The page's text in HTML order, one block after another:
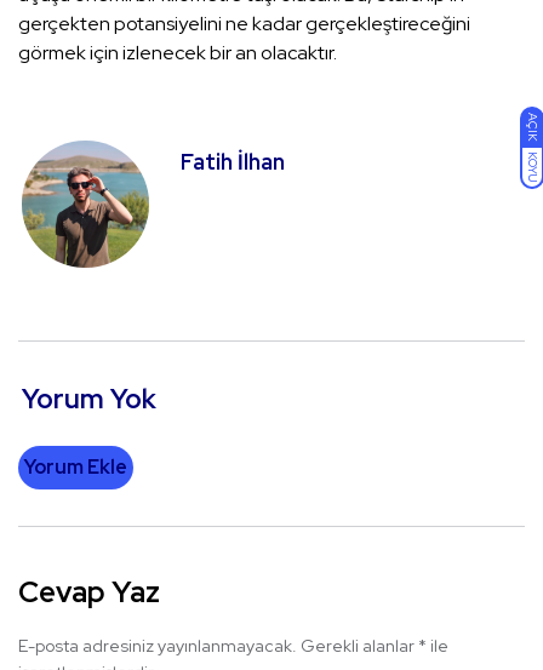
AÇIK
KOYU
gerçekten potansiyelini ne kadar gerçekleştireceğini
görmek için izlenecek bir an olacaktır.
Fatih İlhan
Yorum Yok
Yorum Ekle
Cevap Yaz
E-posta adresiniz yayınlanmayacak. Gerekli alanlar * ile